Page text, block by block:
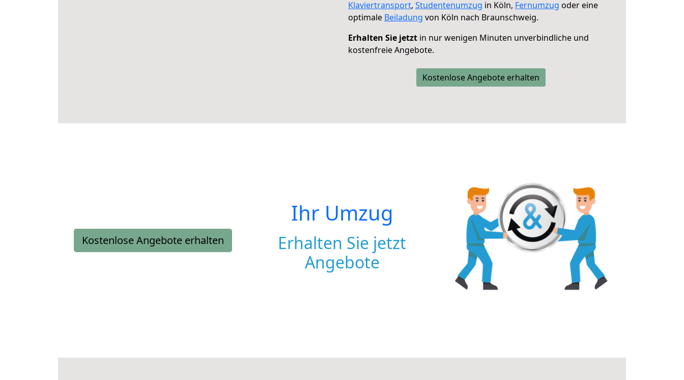
Klaviertransport, Studentenumzug in Köln, Fernumzug oder eine
optimale Beiladung von Köln nach Braunschweig.
Erhalten Sie jetzt in nur wenigen Minuten unverbindliche und
kostenfreie Angebote.
Kostenlose Angebote erhalten
Kostenlose Angebote erhalten
Ihr Umzug
Erhalten Sie jetzt
Angebote